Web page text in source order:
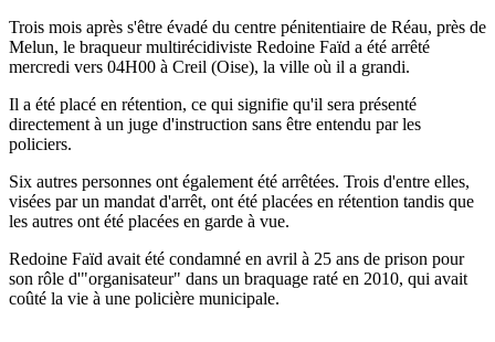
Trois mois après s'être évadé du centre pénitentiaire de Réau, près de
Melun, le braqueur multirécidiviste Redoine Faïd a été arrêté
mercredi vers 04H00 à Creil (Oise), la ville où il a grandi.
Il a été placé en rétention, ce qui signifie qu'il sera présenté
directement à un juge d'instruction sans être entendu par les
policiers.
Six autres personnes ont également été arrêtées. Trois d'entre elles,
visées par un mandat d'arrêt, ont été placées en rétention tandis que
les autres ont été placées en garde à vue.
Redoine Faïd avait été condamné en avril à 25 ans de prison pour
son rôle d'"organisateur" dans un braquage raté en 2010, qui avait
coûté la vie à une policière municipale.